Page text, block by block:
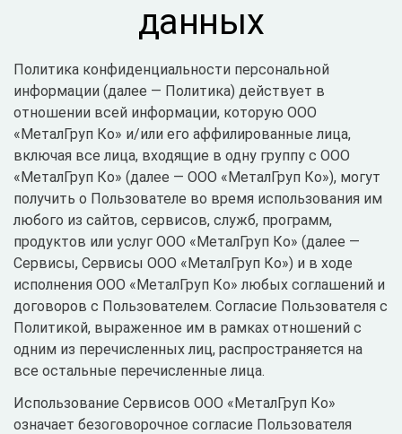
данных
Политика конфиденциальности персональной
информации (далее — Политика) действует в
отношении всей информации, которую ООО
«МеталГруп Ко» и/или его аффилированные лица,
включая все лица, входящие в одну группу с ООО
«МеталГруп Ко» (далее — ООО «МеталГруп Ко»), могут
получить о Пользователе во время использования им
любого из сайтов, сервисов, служб, программ,
продуктов или услуг ООО «МеталГруп Ко» (далее —
Сервисы, Сервисы ООО «МеталГруп Ко») и в ходе
исполнения ООО «МеталГруп Ко» любых соглашений и
договоров с Пользователем. Согласие Пользователя с
Политикой, выраженное им в рамках отношений с
одним из перечисленных лиц, распространяется на
все остальные перечисленные лица.
Использование Сервисов ООО «МеталГруп Ко»
означает безоговорочное согласие Пользователя